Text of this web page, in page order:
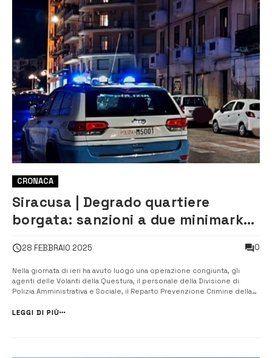
CRONACA
Siracusa | Degrado quartiere
borgata: sanzioni a due minimarket
28 FEBBRAIO 2025 0
Nella giornata di ieri ha avuto luogo una operazione congiunta, gli
agenti delle Volanti della Questura, il personale della Divisione di
Polizia Amministrativa e Sociale, il Reparto Prevenzione Crimine della
Borgata. L’obiettivo principale dell’operazione, diretta da un Fun...
LEGGI DI PIÙ